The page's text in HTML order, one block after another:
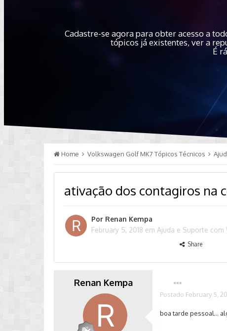
Cadastre-se agora para obter acesso a
tópicos já existentes, ver a
É
Home Volkswagen Golf MK7 Tópicos Técnicos
ativação dos contagiros na
Por Renan Kempa
February 5, 2018 emAjuda e Suporte com
Share
Renan Kempa
Postado February 5,
boa tarde pessoal...